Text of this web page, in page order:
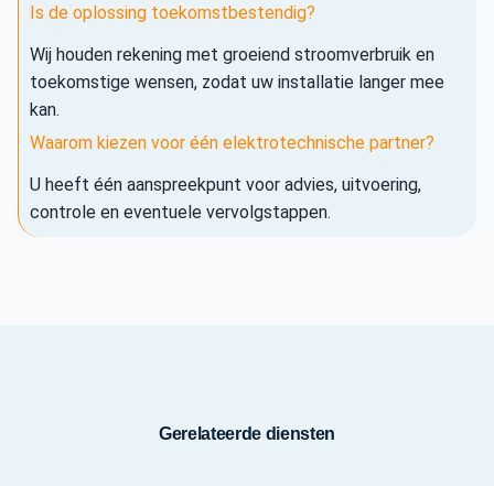
Is de oplossing toekomstbestendig?
Wij houden rekening met groeiend stroomverbruik en
toekomstige wensen, zodat uw installatie langer mee
kan.
Waarom kiezen voor één elektrotechnische partner?
U heeft één aanspreekpunt voor advies, uitvoering,
controle en eventuele vervolgstappen.
Gerelateerde diensten